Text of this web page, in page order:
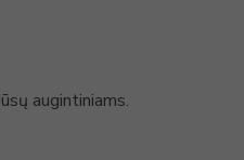
augintiniams.